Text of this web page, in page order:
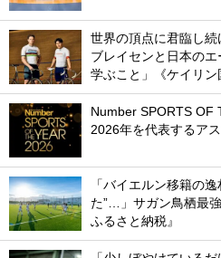
世界の頂点に君臨し
ブレイセンと日本の
学ぶこと」《ケイリン
Number SPORTS OF
2026年を代表するア
「バイエルン移籍の
た”…」サガン鳥栖最
ふるさと納税』